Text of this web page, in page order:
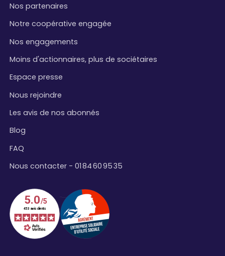
Nos partenaires
Notre coopérative engagée
Nos engagements
Moins d'actionnaires, plus de sociétaires
Espace presse
Nous rejoindre
Les avis de nos abonnés
Blog
FAQ
Nous contacter - 01 84 60 95 35